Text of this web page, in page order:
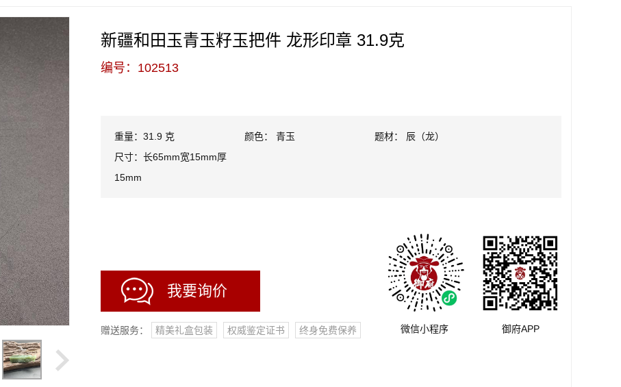
新疆和田玉青玉籽玉把件 龙形印章 31.9克
编号：102513
重量：31.9 克 颜色： 青玉
题材： 辰（龙）
尺寸：长65mm宽15mm厚
15mm
我要询价
赠送服务： 精美礼盒包装 权威鉴定证书 终身免费保养 微信小程序 御府APP